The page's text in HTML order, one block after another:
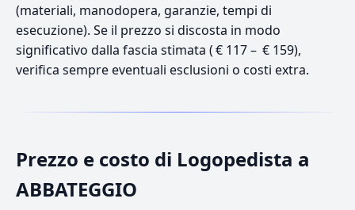
(materiali, manodopera, garanzie, tempi di
esecuzione). Se il prezzo si discosta in modo
significativo dalla fascia stimata ( € 117 – € 159),
verifica sempre eventuali esclusioni o costi extra.
Prezzo e costo di Logopedista a
ABBATEGGIO